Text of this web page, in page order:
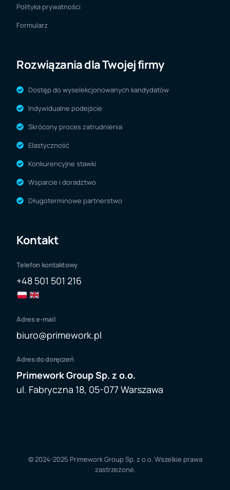
Polityka prywatności
Formularz
Rozwiązania dla Twojej firmy
Dostęp do wyselekcjonowanych kandydatów
Indywidualne podejście
Skrócony proces zatrudnienia
Elastyczność
Konkurencyjne stawki
Wsparcie i doradztwo
Długoterminowe partnerstwo
Kontakt
Telefon kontaktowy
+48 501 501 216
Adres e-mail
biuro@primework.pl
Adres do doręczeń
Primework Group Sp. z o.o.
ul. Fabryczna 18, 05-077 Warszawa
© 2024-2025 Primework Group Sp. z o.o.Wszelkie prawa
zastrzeżone.
Formularz zamówienia